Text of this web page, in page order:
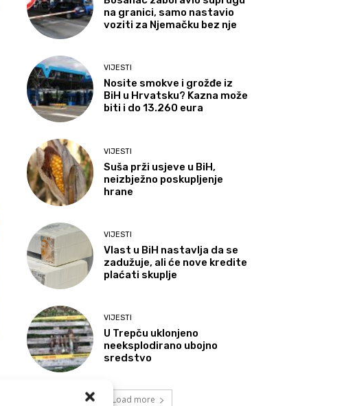
na granici, samo nastavio
voziti za Njemačku bez nje
VIJESTI
Nosite smokve i grožđe iz
BiH u Hrvatsku? Kazna može
biti i do 13.260 eura
VIJESTI
Suša prži usjeve u BiH,
neizbježno poskupljenje
hrane
VIJESTI
Vlast u BiH nastavlja da se
zadužuje, ali će nove kredite
plaćati skuplje
VIJESTI
U Trepču uklonjeno
neeksplodirano ubojno
sredstvo
Load more